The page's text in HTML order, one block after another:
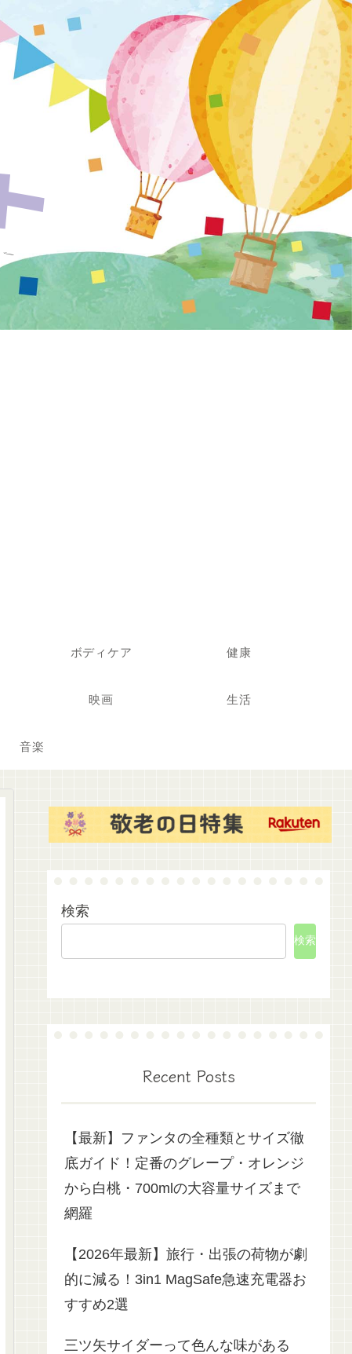
ボディケア 健康
映画 生活
音楽
検索
検索
Recent Posts
【最新】ファンタの全種類とサイズ徹
底ガイド！定番のグレープ・オレンジ
から白桃・700mlの大容量サイズまで
網羅
【2026年最新】旅行・出張の荷物が劇
的に減る！3in1 MagSafe急速充電器お
すすめ2選
三ツ矢サイダーって色んな味がある